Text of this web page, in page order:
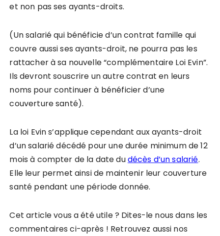
et non pas ses ayants-droits.
(Un salarié qui bénéficie d’un contrat famille qui
couvre aussi ses ayants-droit, ne pourra pas les
rattacher à sa nouvelle “complémentaire Loi Evin”.
Ils devront souscrire un autre contrat en leurs
noms pour continuer à bénéficier d’une
couverture santé).
La loi Evin s’applique cependant aux ayants-droit
d’un salarié décédé pour une durée minimum de 12
mois à compter de la date dudécès d’un salarié.
Elle leur permet ainsi de maintenir leur couverture
santé pendant une période donnée.
Cet article vous a été utile ? Dites-le nous dans les
commentaires ci-après ! Retrouvez aussi nos